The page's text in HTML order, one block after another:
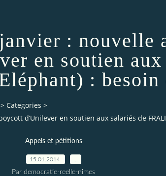
: nouvelle
en soutien
: besoin
> Categories >
d’Unilever en soutien aux salariés de
Appels et pétitions
15.01.2014
Par democratie-reelle-nimes